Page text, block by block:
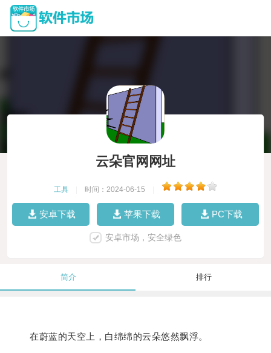
云朵官网网址
工具 时间：2024-06-15
安卓下载 苹果下载 PC下载
安卓市场，安全绿色
简介 排行
在蔚蓝的天空上，白绵绵的云朵悠然飘浮。